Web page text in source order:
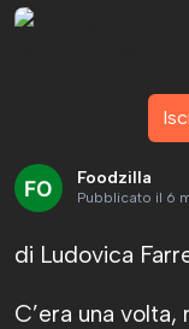
Foodzilla
Pubblicato il 6
di Ludovica
C’era una